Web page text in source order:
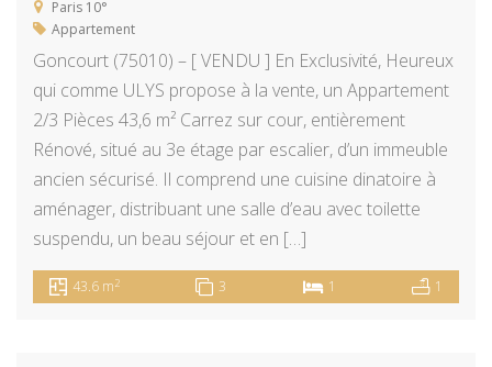
Paris 10°
Appartement
Goncourt (75010) – [ VENDU ] En Exclusivité, Heureux
qui comme ULYS propose à la vente, un Appartement
2/3 Pièces 43,6 m² Carrez sur cour, entièrement
Rénové, situé au 3e étage par escalier, d’un immeuble
ancien sécurisé. Il comprend une cuisine dinatoire à
aménager, distribuant une salle d’eau avec toilette
suspendu, un beau séjour et en […]
43.6 m2 3 1 1